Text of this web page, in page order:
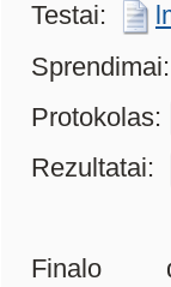
Testai:
Sprendimai:
Protokolas:
Rezultatai:
Finalo